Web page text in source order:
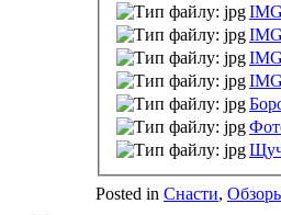
Posted in Снасти,